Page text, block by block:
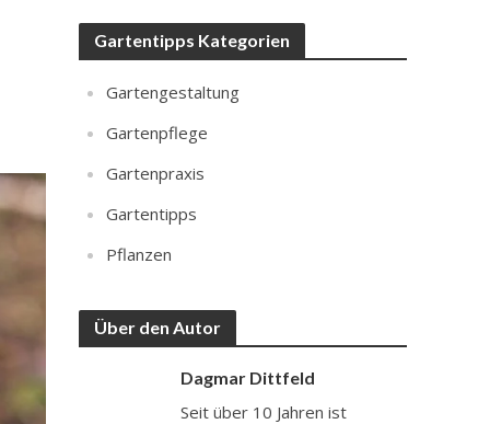
Gartentipps Kategorien
Gartengestaltung
Gartenpflege
Gartenpraxis
Gartentipps
Pflanzen
Über den Autor
Dagmar Dittfeld
Seit über 10 Jahren ist